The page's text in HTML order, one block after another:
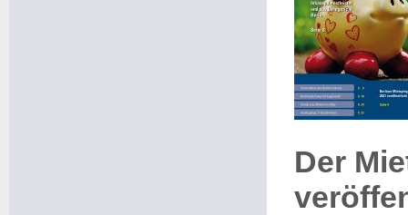
Der